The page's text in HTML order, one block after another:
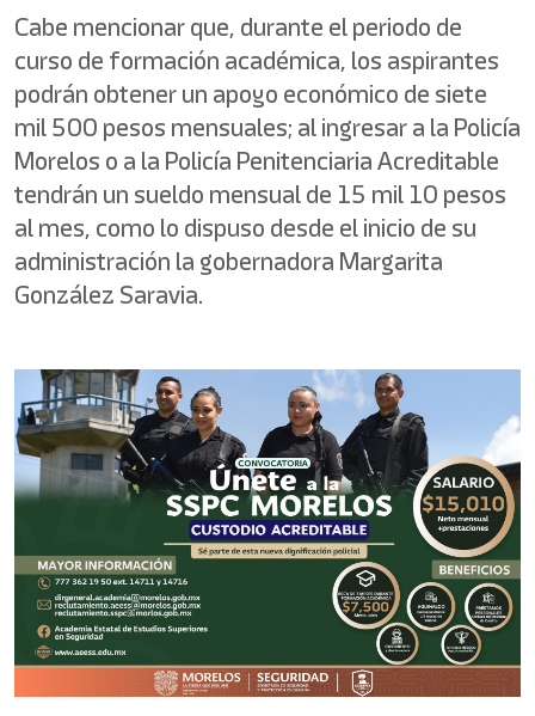
Cabe mencionar que, durante el periodo de
curso de formación académica, los aspirantes
podrán obtener un apoyo económico de siete
mil 500 pesos mensuales; al ingresar a la Policía
Morelos o a la Policía Penitenciaria Acreditable
tendrán un sueldo mensual de 15 mil 10 pesos
al mes, como lo dispuso desde el inicio de su
administración la gobernadora Margarita
González Saravia.